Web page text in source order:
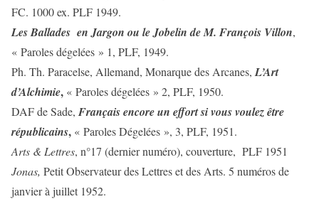
FC. 1000 ex. PLF 1949.
Les Ballades en Jargon ou le Jobelin de M. François Villon,
« Paroles dégelées » 1, PLF, 1949.
Ph. Th. Paracelse, Allemand, Monarque des Arcanes, L’Art
d’Alchimie, « Paroles dégelées » 2, PLF, 1950.
DAF de Sade, Français encore un effort si vous voulez être
républicains, « Paroles Dégelées », 3, PLF, 1951.
Arts & Lettres, n°17 (dernier numéro), couverture, PLF 1951
Jonas, Petit Observateur des Lettres et des Arts. 5 numéros de
janvier à juillet 1952.